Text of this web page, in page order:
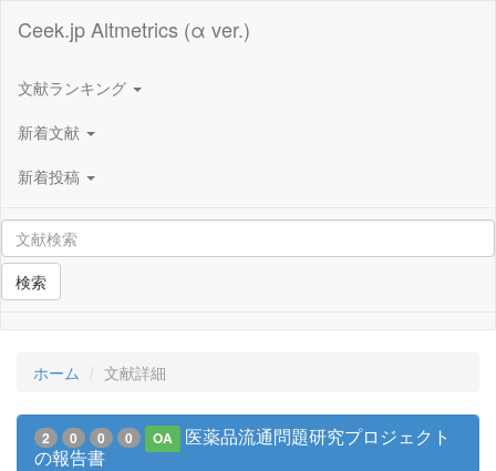
Ceek.jp Altmetrics (α ver.)
文献ランキング
新着文献
新着投稿
検索
ホーム 文献詳細
2 0 0 0 OA
医薬品流通問題研究プロジェクト
の報告書